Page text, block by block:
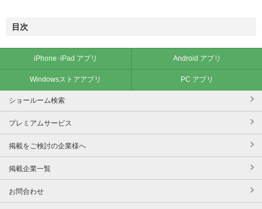
目次
iPhone･iPad アプリ Android アプリ
Windowsストアアプリ PC アプリ
ショールーム検索
プレミアムサービス
掲載をご検討の企業様へ
掲載企業一覧
お問合わせ